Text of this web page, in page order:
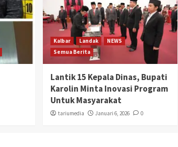
Kalbar Landak
NEWS
Semua Berita
Lantik 15 Kepala Dinas, Bupati
Karolin Minta Inovasi Program
Untuk Masyarakat
tariumedia Januari 6, 2026 0